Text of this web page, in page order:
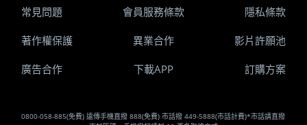
0800-058-885(免費) 遠傳手機直撥 888(免費) 市話撥 449-5888(市話計費)*市話請直撥
常見問題 會員服務條款 隱私條款
著作權保護 異業合作 影片許願池
廣告合作 下載APP 訂購方案